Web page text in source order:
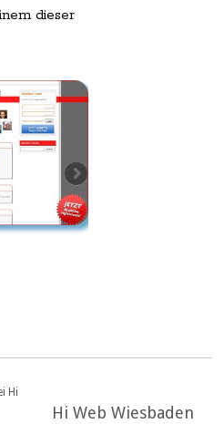
dieser
Hi
Hi Web Wiesbaden